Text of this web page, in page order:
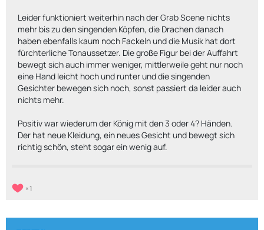
Leider funktioniert weiterhin nach der Grab Scene nichts
mehr bis zu den singenden Köpfen, die Drachen danach
haben ebenfalls kaum noch Fackeln und die Musik hat dort
fürchterliche Tonaussetzer. Die große Figur bei der Auffahrt
bewegt sich auch immer weniger, mittlerweile geht nur noch
eine Hand leicht hoch und runter und die singenden
Gesichter bewegen sich noch, sonst passiert da leider auch
nichts mehr.
Positiv war wiederum der König mit den 3 oder 4? Händen.
Der hat neue Kleidung, ein neues Gesicht und bewegt sich
richtig schön, steht sogar ein wenig auf.
1